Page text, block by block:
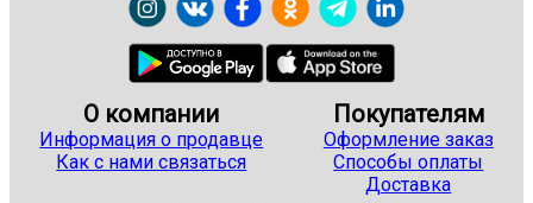
О компании
Информация о продавце
Как с нами связаться
Покупателям
Оформление заказ
Способы оплаты
Доставка